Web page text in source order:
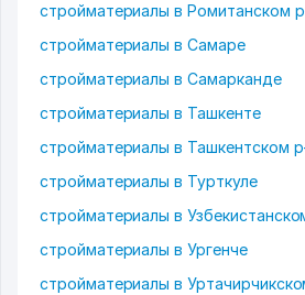
стройматериалы в Ромитанском
стройматериалы в Самаре
стройматериалы в Самарканде
стройматериалы в Ташкенте
стройматериалы в Ташкентском
стройматериалы в Турткуле
стройматериалы в
стройматериалы в Ургенче
стройматериалы в